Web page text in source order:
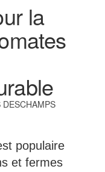
la
populaire
et fermes